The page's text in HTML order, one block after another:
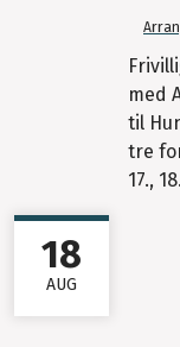
med
til
tre
17.,
18
AUG